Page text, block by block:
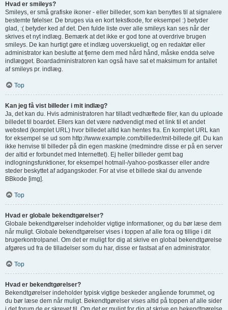
Hvad er smileys?
Smileys, er små grafiske ikoner - eller billeder, som kan benyttes til at signalere
bestemte følelser. De bruges via en kort tekstkode, for eksempel :) betyder
glad, :( betyder ked af det. Den fulde liste over alle smileys kan ses når der
skrives et nyt indlæg. Bemærk at det ikke er god tone at overdrive brugen
smileys. De kan hurtigt gøre et indlæg uoverskueligt, og en redaktør eller
administrator kan beslutte at fjerne dem med hård hånd, måske endda selve
indlægget. Boardadministratoren kan også have sat et maksimum for antallet
af smileys pr. indlæg.
Top
Kan jeg få vist billeder i mit indlæg?
Ja, det kan du. Hvis administratoren har tilladt vedhæftede filer, kan du uploade
billedet til boardet. Ellers kan det være nødvendigt med et link til et andet
websted (komplet URL) hvor billedet altid kan hentes fra. En komplet URL kan
for eksempel se ud som http://www.example.com/billeder/mit-billede.gif. Du kan
ikke henvise til billeder på din egen maskine (medmindre disse er på en server
der altid er forbundet med Internettet). Ej heller billeder gemt bag
indlogningsfunktioner, for eksempel hotmail-/yahoo-postkasser eller andre
steder beskyttet af adgangskoder. For at vise et billede skal du anvende
BBkode [img].
Top
Hvad er globale bekendtgørelser?
Globale bekendtgørelser indeholder vigtige informationer, og du bør læse dem
når muligt. Globale bekendtgørelser vises i toppen af alle fora og tillige i dit
brugerkontrolpanel. Om det er muligt for dig at skrive en global bekendtgørelse
afgøres ud fra de tilladelser som du har, disse er fastsat af en administrator.
Top
Hvad er bekendtgørelser?
Bekendtgørelser indeholder typisk vigtige beskeder angående forummet, og
du bør læse dem når muligt. Bekendtgørelser vises altid på toppen af alle sider